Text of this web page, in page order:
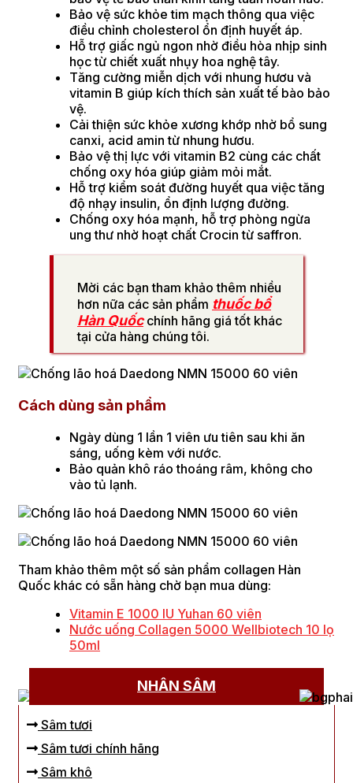
Bảo vệ sức khỏe tim mạch thông qua việc
điều chỉnh cholesterol ổn định huyết áp.
Hỗ trợ giấc ngủ ngon nhờ điều hòa nhịp sinh
học từ chiết xuất nhụy hoa nghệ tây.
Tăng cường miễn dịch với nhung hươu và
vitamin B giúp kích thích sản xuất tế bào bảo
vệ.
Cải thiện sức khỏe xương khớp nhờ bổ sung
canxi, acid amin từ nhung hươu.
Bảo vệ thị lực với vitamin B2 cùng các chất
chống oxy hóa giúp giảm mỏi mắt.
Hỗ trợ kiểm soát đường huyết qua việc tăng
độ nhạy insulin, ổn định lượng đường.
Chống oxy hóa mạnh, hỗ trợ phòng ngừa
ung thư nhờ hoạt chất Crocin từ saffron.
Mời các bạn tham khảo thêm nhiều
hơn nữa các sản phẩm thuốc bổ
Hàn Quốcchính hãng giá tốt khác
tại cửa hàng chúng tôi.
Cách dùng sản phẩm
Ngày dùng 1 lần 1 viên ưu tiên sau khi ăn
sáng, uống kèm với nước.
Bảo quản khô ráo thoáng râm, không cho
vào tủ lạnh.
Tham khảo thêm một số sản phẩm collagen Hàn
Quốc khác có sẵn hàng chờ bạn mua dùng:
Vitamin E 1000 IU Yuhan 60 viên
Nước uống Collagen 5000 Wellbiotech 10 lọ
50ml
NHÂN SÂM
Sâm tươi
Sâm tươi chính hãng
Sâm khô